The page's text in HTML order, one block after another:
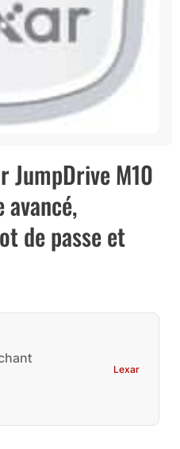
JumpDrive M10
de passe et
Lexar